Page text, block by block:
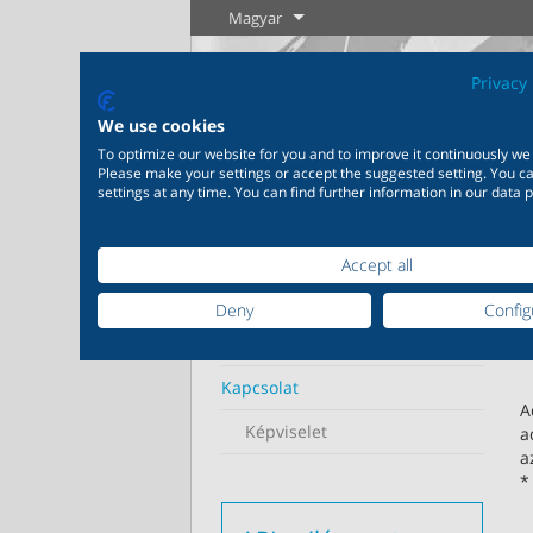
Magyar
Új termékek
Tudjon meg
Szabályozás
Tudjon meg
Széleskörű alkalmazhatóság
ipari felhasználásra 20.000
termék az ipar számára
Tudjon meg többet
Igény
épülő,
Home Kapcsolat
*
ARI
Kapcsolat
Képviselet
We use cookies
To optimize our website for you and to improve it continuously we
Please make your settings or accept the suggested setting. You
settings at any time. You can find further information in our data
Accept all
Deny